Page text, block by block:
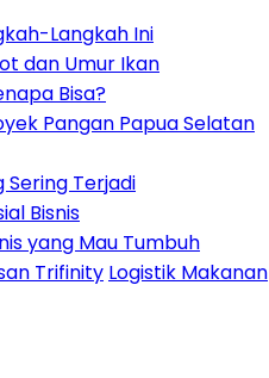
Langkah Ini
dan Umur Ikan
Bisa?
Pangan Papua Selatan
Sering Terjadi
Bisnis
yang Mau Tumbuh
Trifinity Logistik Makanan